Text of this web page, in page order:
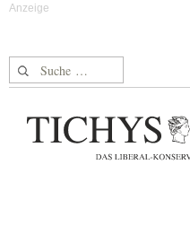
Suche nach: